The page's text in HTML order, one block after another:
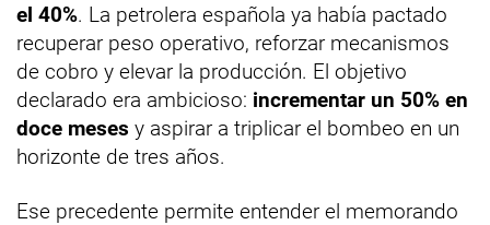
el 40%. La petrolera española ya había pactado
recuperar peso operativo, reforzar mecanismos
de cobro y elevar la producción. El objetivo
declarado era ambicioso: incrementar un 50% en
doce meses y aspirar a triplicar el bombeo en un
horizonte de tres años.
Ese precedente permite entender el memorando